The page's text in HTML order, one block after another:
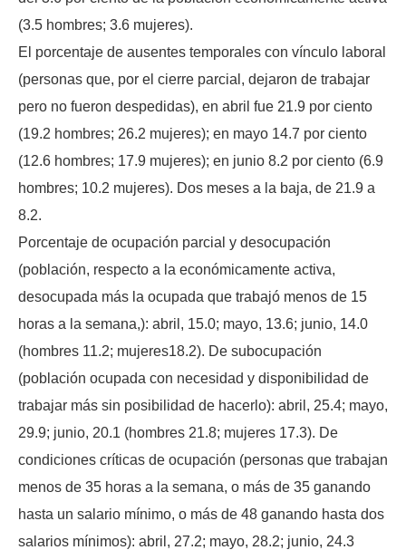
(3.5 hombres; 3.6 mujeres).
El porcentaje de ausentes temporales con vínculo laboral
(personas que, por el cierre parcial, dejaron de trabajar
pero no fueron despedidas), en abril fue 21.9 por ciento
(19.2 hombres; 26.2 mujeres); en mayo 14.7 por ciento
(12.6 hombres; 17.9 mujeres); en junio 8.2 por ciento (6.9
hombres; 10.2 mujeres). Dos meses a la baja, de 21.9 a
8.2.
Porcentaje de ocupación parcial y desocupación
(población, respecto a la económicamente activa,
desocupada más la ocupada que trabajó menos de 15
horas a la semana,): abril, 15.0; mayo, 13.6; junio, 14.0
(hombres 11.2; mujeres18.2). De subocupación
(población ocupada con necesidad y disponibilidad de
trabajar más sin posibilidad de hacerlo): abril, 25.4; mayo,
29.9; junio, 20.1 (hombres 21.8; mujeres 17.3). De
condiciones críticas de ocupación (personas que trabajan
menos de 35 horas a la semana, o más de 35 ganando
hasta un salario mínimo, o más de 48 ganando hasta dos
salarios mínimos): abril, 27.2; mayo, 28.2; junio, 24.3